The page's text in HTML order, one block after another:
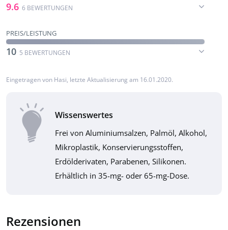
9.6 6 BEWERTUNGEN
PREIS/LEISTUNG
10 5 BEWERTUNGEN
Eingetragen von Hasi, letzte Aktualisierung am 16.01.2020.
Wissenswertes
Frei von Aluminiumsalzen, Palmöl, Alkohol,
Mikroplastik, Konservierungsstoffen,
Erdölderivaten, Parabenen, Silikonen.
Erhältlich in 35-mg- oder 65-mg-Dose.
Rezensionen